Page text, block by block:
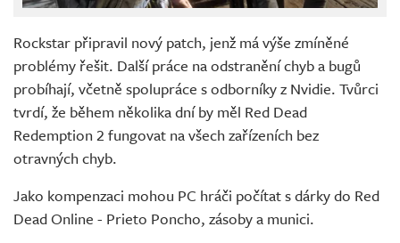
Rockstar připravil nový patch, jenž má výše zmíněné
problémy řešit. Další práce na odstranění chyb a bugů
probíhají, včetně spolupráce s odborníky z Nvidie. Tvůrci
tvrdí, že během několika dní by měl Red Dead
Redemption 2 fungovat na všech zařízeních bez
otravných chyb.
Jako kompenzaci mohou PC hráči počítat s dárky do Red
Dead Online - Prieto Poncho, zásoby a munici.